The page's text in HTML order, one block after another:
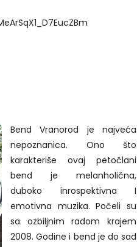
Bend Vranorod je najveća
nepoznanica. Ono što
karakteriše ovaj petočlani
bend je melanholična,
duboko inrospektivna I
emotivna muzika. Počeli su
sa ozbiljnim radom krajem
2008. Godine i bend je do sad